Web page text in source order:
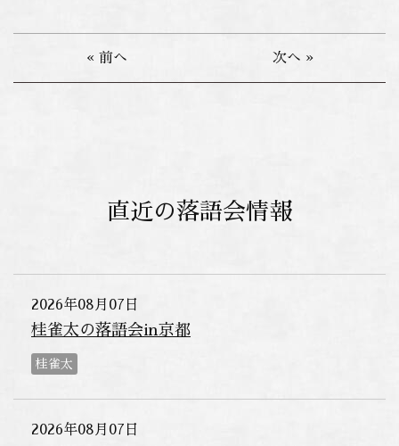
« 前へ 次へ »
直近の落語会情報
2026年08月07日
桂雀太の落語会in京都
桂雀太
2026年08月07日